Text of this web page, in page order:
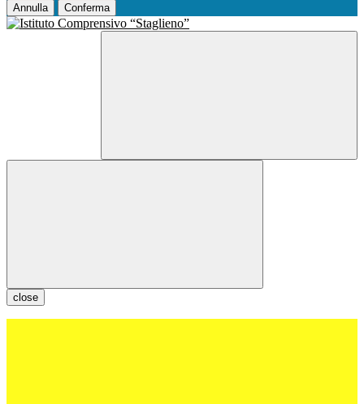
Annulla Conferma
close